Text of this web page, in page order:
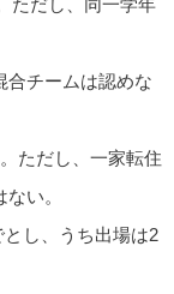
合チームは認めな
ただし、一家転住
い。
し、うち出場は2